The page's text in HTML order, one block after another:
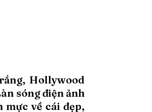
Hollywood
sóng điện ảnh
mực về cái đẹp,